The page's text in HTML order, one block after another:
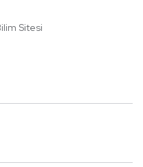
Sitesi